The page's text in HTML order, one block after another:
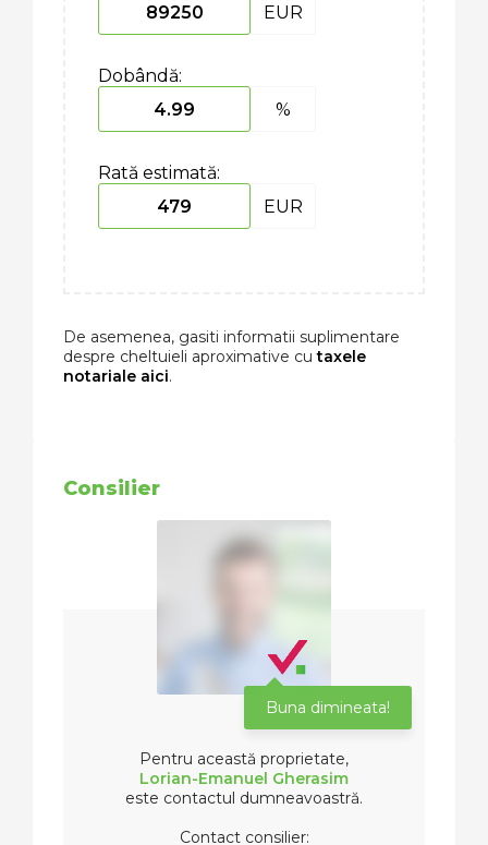
EUR
Dobândă:
%
Rată estimată:
EUR
De asemenea, gasiti informatii suplimentare
despre cheltuieli aproximative cutaxele
notariale aici.
Consilier
Buna dimineata!
Pentru această proprietate,
Lorian-Emanuel Gherasim
este contactul dumneavoastră.
Contact consilier: